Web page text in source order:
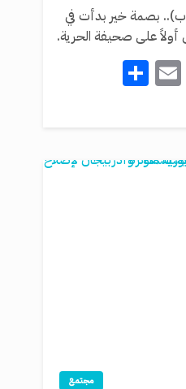
‏بصمة خير بدأت في
أولاً على صحيفة الحرية.
Snapchat
Email
مجتمع